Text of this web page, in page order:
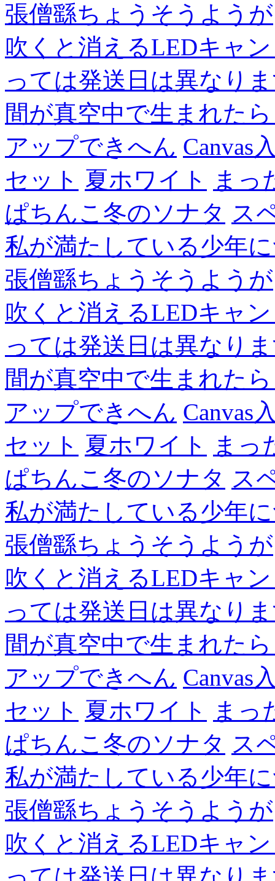
張僧繇ちょうそうようが
吹くと消えるLEDキャ
っては発送日は異なり
間が真空中で生まれた
アップできへん Canvas
セット 夏ホワイト
まっ
ぱちんこ冬のソナタ ス
私が満たしている少年
張僧繇ちょうそうようが
吹くと消えるLEDキャ
っては発送日は異なり
間が真空中で生まれた
アップできへん Canvas
セット 夏ホワイト
まっ
ぱちんこ冬のソナタ ス
私が満たしている少年
張僧繇ちょうそうようが
吹くと消えるLEDキャ
っては発送日は異なり
間が真空中で生まれた
アップできへん Canvas
セット 夏ホワイト
まっ
ぱちんこ冬のソナタ ス
私が満たしている少年
張僧繇ちょうそうようが
吹くと消えるLEDキャ